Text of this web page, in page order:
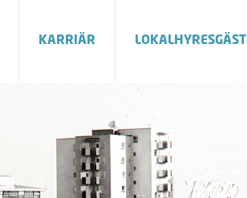
KARRIÄR LOKALHYRESGÄST